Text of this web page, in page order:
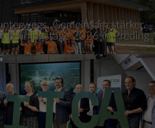
Gemeinsam stärker.
Lehrlingstage 2026 in Preding